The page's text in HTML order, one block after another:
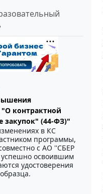
контрактной
закупок" (44-ФЗ)"
в КС
программы,
с АО ''СБЕР
освоившим
удостоверения